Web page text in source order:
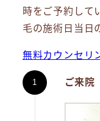
時をご予約して
毛の施術日当日
無料カウンセリ
ご来院